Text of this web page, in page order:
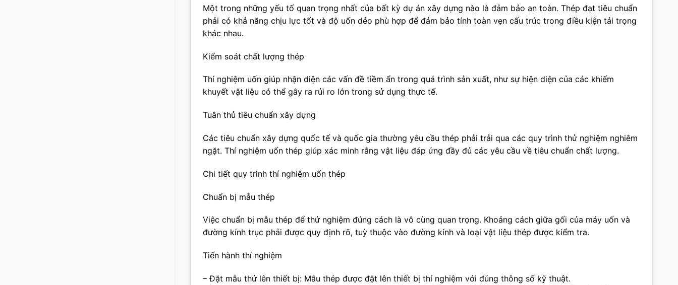
Một trong những yếu tố quan trọng nhất của bất kỳ dự án xây dựng nào là đảm bảo an toàn. Thép đạt tiêu chuẩn
phải có khả năng chịu lực tốt và độ uốn dẻo phù hợp để đảm bảo tính toàn vẹn cấu trúc trong điều kiện tải trọng
khác nhau.
Kiểm soát chất lượng thép
Thí nghiệm uốn giúp nhận diện các vấn đề tiềm ẩn trong quá trình sản xuất, như sự hiện diện của các khiếm
khuyết vật liệu có thể gây ra rủi ro lớn trong sử dụng thực tế.
Tuân thủ tiêu chuẩn xây dựng
Các tiêu chuẩn xây dựng quốc tế và quốc gia thường yêu cầu thép phải trải qua các quy trình thử nghiệm nghiêm
ngặt. Thí nghiệm uốn thép giúp xác minh rằng vật liệu đáp ứng đầy đủ các yêu cầu về tiêu chuẩn chất lượng.
Chi tiết quy trình thí nghiệm uốn thép
Chuẩn bị mẫu thép
Việc chuẩn bị mẫu thép để thử nghiệm đúng cách là vô cùng quan trọng. Khoảng cách giữa gối của máy uốn và
đường kính trục phải được quy định rõ, tuỳ thuộc vào đường kính và loại vật liệu thép được kiểm tra.
Tiến hành thí nghiệm
– Đặt mẫu thử lên thiết bị: Mẫu thép được đặt lên thiết bị thí nghiệm với đúng thông số kỹ thuật.